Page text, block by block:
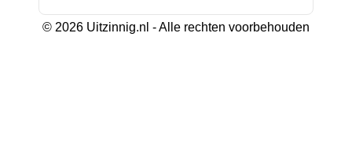
© 2026 Uitzinnig.nl - Alle rechten voorbehouden